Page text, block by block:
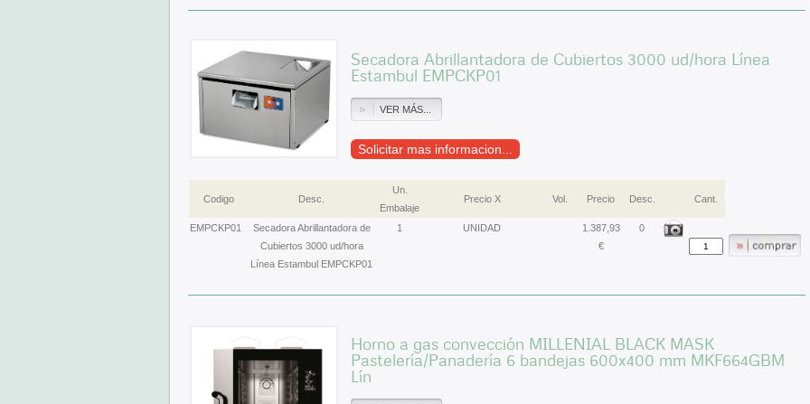
Secadora Abrillantadora de Cubiertos 3000 ud/hora Línea
Estambul EMPCKP01
VER MÁS...
Solicitar mas informacion...
Codigo Desc.
Un.
Embalaje
Precio X Vol. Precio Desc. Cant.
EMPCKP01
Secadora Abrillantadora de
Cubiertos 3000 ud/hora
Línea Estambul EMPCKP01
1 UNIDAD
1.387,93
€
0
Horno a gas convección MILLENIAL BLACK MASK
Pastelería/Panadería 6 bandejas 600x400 mm MKF664GBM
Lín